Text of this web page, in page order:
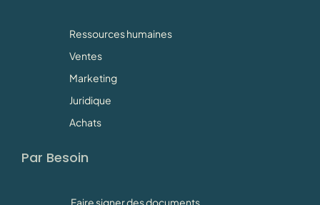
Ressources humaines
Ventes
Marketing
Juridique
Achats
Par Besoin
Faire signer des documents